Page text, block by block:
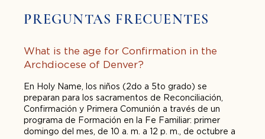
PREGUNTAS FRECUENTES
What is the age for Confirmation in the
Archdiocese of Denver?
En Holy Name, los niños (2do a 5to grado) se
preparan para los sacramentos de Reconciliación,
Confirmación y Primera Comunión a través de un
programa de Formación en la Fe Familiar: primer
domingo del mes, de 10 a. m. a 12 p. m., de octubre a